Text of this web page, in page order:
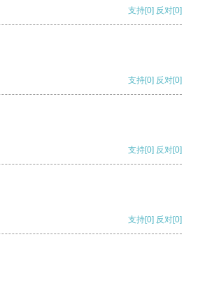
支持[0] 反对[0]
支持[0] 反对[0]
支持[0] 反对[0]
支持[0] 反对[0]